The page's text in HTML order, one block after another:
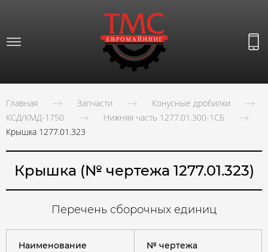
Главная Запчасти
Конусные дробилки
КСД/КМД-1750
Нижняя часть 1277.01.300-1СБ
Крышка 1277.01.323
Крышка (№ чертежа 1277.01.323)
Перечень сборочных единиц
Наименование № чертежа